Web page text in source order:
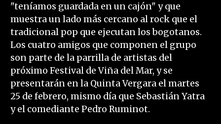
"teníamos guardada en un cajón" y que
muestra un lado más cercano al rock que el
tradicional pop que ejecutan los bogotanos.
Los cuatro amigos que componen el grupo
son parte de la parrilla de artistas del
próximo Festival de Viña del Mar, y se
presentarán en la Quinta Vergara el martes
25 de febrero, mismo día que Sebastián Yatra
y el comediante Pedro Ruminot.